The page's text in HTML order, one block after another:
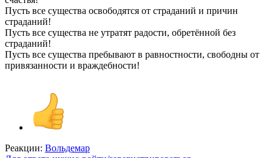
Пусть все существа освободятся от страданий и причин
страданий!
Пусть все существа не утратят радости, обретённой без
страданий!
Пусть все существа пребывают в равностности, свободны от
привязанности и враждебности!
Реакции: Вольдемар